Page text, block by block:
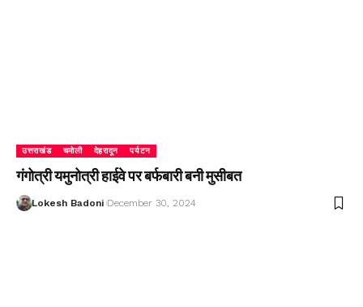
उत्तराखंड चमोली देहरादून पर्यटन
गंगोत्री यमुनोत्री हाईवे पर बर्फबारी बनी मुसीबत
Lokesh Badoni December 30, 2024